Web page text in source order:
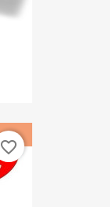
favorite_border